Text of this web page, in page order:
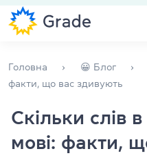
Навчання для викладачів
Головна 😀 Блог
факти, що вас здивують
Скільки слів в
мові: факти,